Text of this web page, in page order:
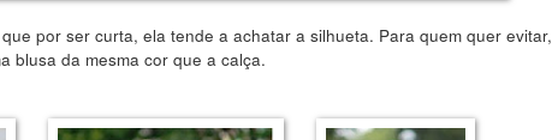
por ser curta, ela tende a achatar a silhueta. Para quem quer evitar,
blusa da mesma cor que a calça.